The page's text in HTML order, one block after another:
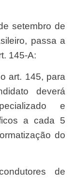
passa a
145-A:
deverá
e
a cada 5
do